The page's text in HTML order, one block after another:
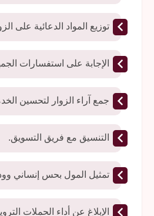
توزيع المواد الدعائية على
الإجابة على استفسارات
جمع آراء الزوار لتحسين
التنسيق مع فريق التسويق.
تمثيل المول بحس إنساني
الإبلاغ عن أداء الحملات